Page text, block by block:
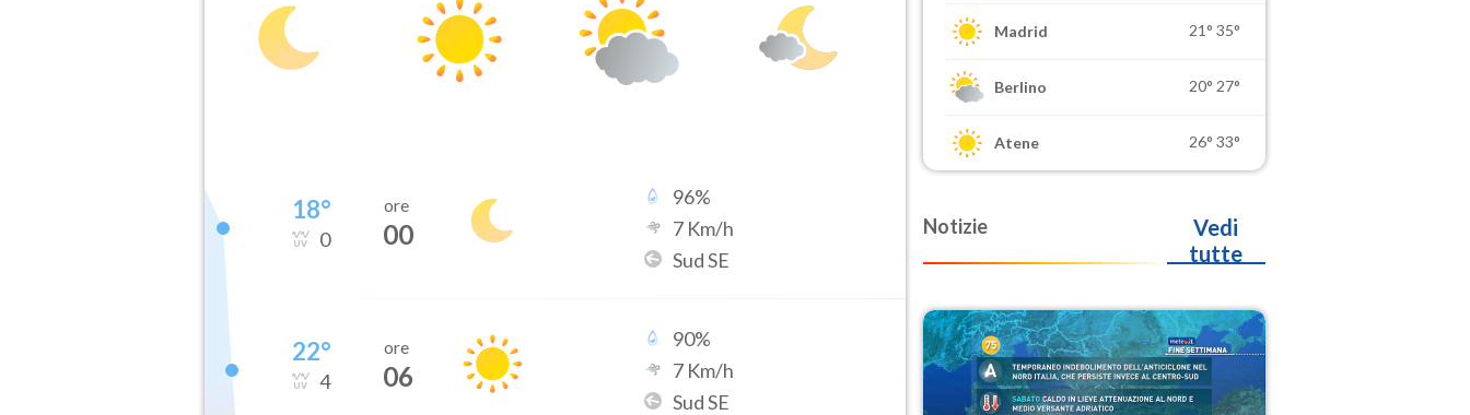
18°
0
ore
00
96%
7 Km/h
Sud SE
22°
4
ore
06
90%
7 Km/h
Sud SE
Madrid 21° 35°
Berlino 20° 27°
Atene 26° 33°
Notizie
Vedi
tutte